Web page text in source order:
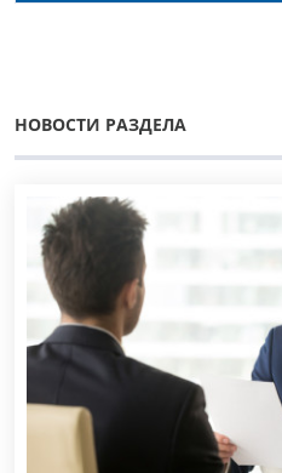
НОВОСТИ РАЗДЕЛА